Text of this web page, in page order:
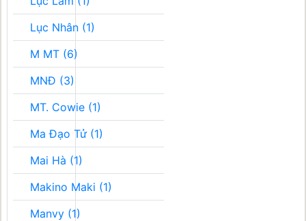
Lục Nhân (1)
M MT (6)
MNĐ (3)
MT. Cowie (1)
Ma Đạo Tử (1)
Mai Hà (1)
Makino Maki (1)
Manvy (1)